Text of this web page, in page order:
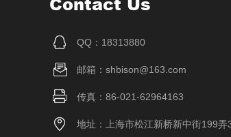
QQ：18313880
邮箱：shbison@163.com
传真：86-021-62964163
地址：上海市松江新桥新中街199弄